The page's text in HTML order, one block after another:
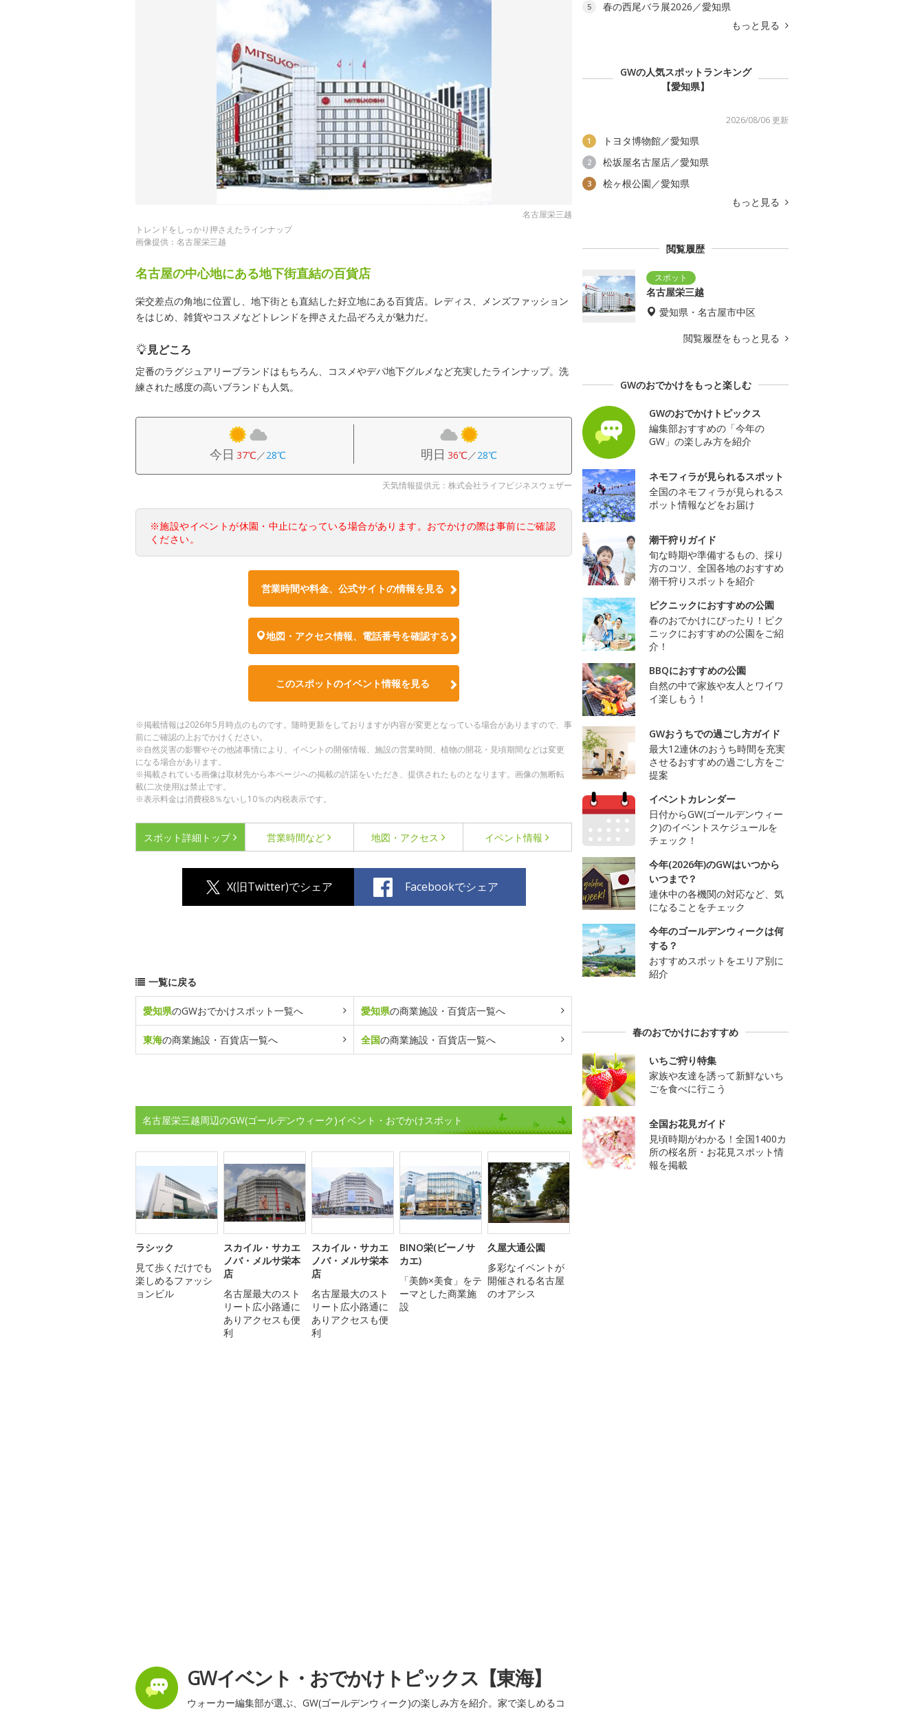
名古屋栄三越
トレンドをしっかり押さえたラインナップ
画像提供：名古屋栄三越
名古屋の中心地にある地下街直結の百貨店
栄交差点の角地に位置し、地下街とも直結した好立地にある百貨店。レディス、メンズファッション
をはじめ、雑貨やコスメなどトレンドを押さえた品ぞろえが魅力だ。
見どころ
定番のラグジュアリーブランドはもちろん、コスメやデパ地下グルメなど充実したラインナップ。洗
練された感度の高いブランドも人気。
今日 37℃／28℃ 明日 36℃／28℃
天気情報提供元：株式会社ライフビジネスウェザー
※施設やイベントが休園・中止になっている場合があります。おでかけの際は事前にご確認
ください。
営業時間や料金、公式サイトの情報を見る
地図・アクセス情報、電話番号を確認する
このスポットのイベント情報を見る
※掲載情報は2026年5月時点のものです。随時更新をしておりますが内容が変更となっている場合がありますので、事
前にご確認の上おでかけください。
※自然災害の影響やその他諸事情により、イベントの開催情報、施設の営業時間、植物の開花・見頃期間などは変更
になる場合があります。
※掲載されている画像は取材先から本ページへの掲載の許諾をいただき、提供されたものとなります。画像の無断転
載(二次使用)は禁止です。
※表示料金は消費税8％ないし10％の内税表示です。
スポット詳細 トップ 営業時間など 地図・アクセス イベント情報
X(旧Twitter)でシェア Facebookでシェア
一覧に戻る
愛知県のGWおでかけスポット一覧へ 愛知県の商業施設・百貨店一覧へ
東海の商業施設・百貨店一覧へ 全国の商業施設・百貨店一覧へ
名古屋栄三越周辺のGW(ゴールデンウィーク)イベント・おでかけスポット
ラシック
見て歩くだけでも
楽しめるファッシ
ョンビル
スカイル・サカエ
ノバ・メルサ栄本
店
名古屋最大のスト
リート広小路通に
ありアクセスも便
利
スカイル・サカエ
ノバ・メルサ栄本
店
名古屋最大のスト
リート広小路通に
ありアクセスも便
利
BINO栄(ビーノサ
カエ)
「美飾×美食」をテ
ーマとした商業施
設
久屋大通公園
多彩なイベントが
開催される名古屋
のオアシス
GWイベント・おでかけトピックス【東海】
ウォーカー編集部が選ぶ、GW(ゴールデンウィーク)の楽しみ方を紹介。家で楽しめるコ
5
春の西尾バラ展2026／愛知県
もっと見る
GWの人気スポットランキング
【愛知県】
2026/08/06 更新
1 トヨタ博物館／愛知県
2 松坂屋名古屋店／愛知県
3
桧ヶ根公園／愛知県
もっと見る
閲覧履歴
名古屋栄三越
愛知県・名古屋市中区
閲覧履歴をもっと見る
GWのおでかけをもっと楽しむ
GWのおでかけトピックス
編集部おすすめの「今年の
GW」の楽しみ方を紹介
ネモフィラが見られるスポット
全国のネモフィラが見られるス
ポット情報などをお届け
潮干狩りガイド
旬な時期や準備するもの、採り
方のコツ、全国各地のおすすめ
潮干狩りスポットを紹介
ピクニックにおすすめの公園
春のおでかけにぴったり！ピク
ニックにおすすめの公園をご紹
介！
BBQにおすすめの公園
自然の中で家族や友人とワイワ
イ楽しもう！
GWおうちでの過ごし方ガイド
最大12連休のおうち時間を充実
させるおすすめの過ごし方をご
提案
イベントカレンダー
日付からGW(ゴールデンウィー
ク)のイベントスケジュールを
チェック！
今年(2026年)のGWはいつから
いつまで？
連休中の各機関の対応など、気
になることをチェック
今年のゴールデンウィークは何
する？
おすすめスポットをエリア別に
紹介
春のおでかけにおすすめ
いちご狩り特集
家族や友達を誘って新鮮ないち
ごを食べに行こう
全国お花見ガイド
見頃時期がわかる！全国1400カ
所の桜名所・お花見スポット情
報を掲載